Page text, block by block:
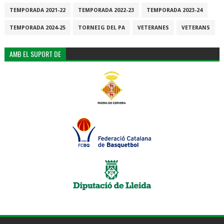
TEMPORADA 2021-22 TEMPORADA 2022-23 TEMPORADA 2023-24
TEMPORADA 2024-25 TORNEIG DEL PA VETERANES VETERANS
AMB EL SUPORT DE